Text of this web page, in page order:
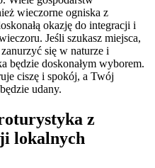
wieczorne ogniska z
okazję do integracji i
Jeśli szukasz miejsca,
się w naturze i
będzie doskonałym wyborem.
ciszę i spokój, a Twój
udany.
z
lokalnych